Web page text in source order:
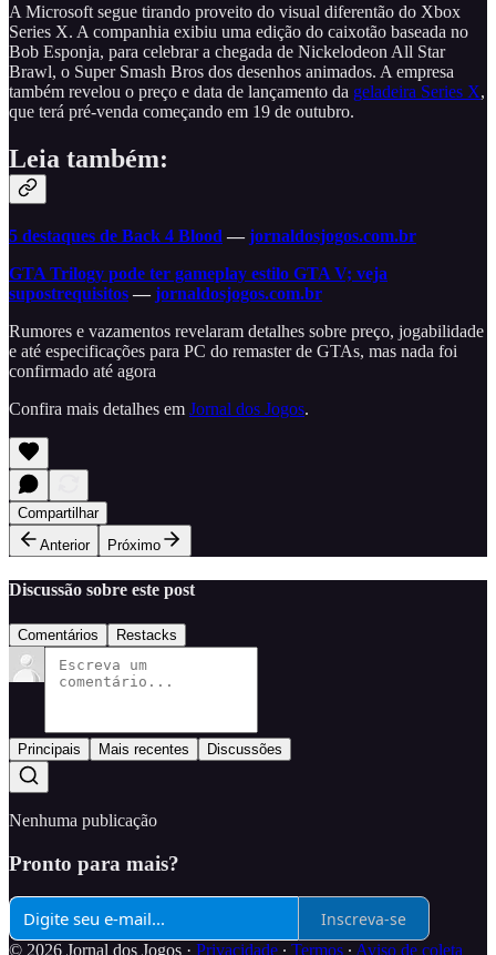
A Microsoft segue tirando proveito do visual diferentão do Xbox
Series X. A companhia exibiu uma edição do caixotão baseada no
Bob Esponja, para celebrar a chegada de Nickelodeon All Star
Brawl, o Super Smash Bros dos desenhos animados. A empresa
também revelou o preço e data de lançamento da geladeira Series X,
que terá pré-venda começando em 19 de outubro.
Leia também:
5 destaques de Back 4 Blood —jornaldosjogos.com.br
GTA Trilogy pode ter gameplay estilo GTA V; veja
supostrequisitos—jornaldosjogos.com.br
Rumores e vazamentos revelaram detalhes sobre preço, jogabilidade
e até especificações para PC do remaster de GTAs, mas nada foi
confirmado até agora
Confira mais detalhes em Jornal dos Jogos.
Compartilhar
Anterior
Próximo
Discussão sobre este post
Comentários Restacks
Principais Mais recentes Discussões
Nenhuma publicação
Pronto para mais?
Inscreva-se
© 2026 Jornal dos Jogos · Privacidade ∙ Termos ∙ Aviso de coleta